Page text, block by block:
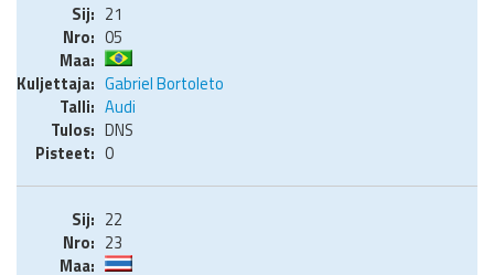
21
05
Gabriel Bortoleto
Audi
DNS
0
22
23